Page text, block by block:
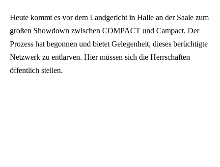
Heute kommt es vor dem Landgericht in Halle an der Saale zum
großen Showdown zwischen COMPACT und Campact. Der
Prozess hat begonnen und bietet Gelegenheit, dieses berüchtigte
Netzwerk zu entlarven. Hier müssen sich die Herrschaften
öffentlich stellen.